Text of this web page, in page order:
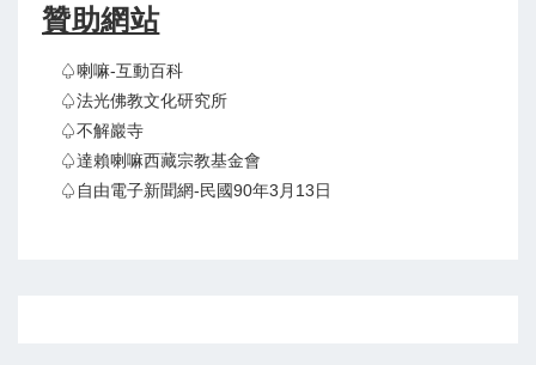
贊助網站
♤喇嘛-互動百科
♤法光佛教文化研究所
♤不解巖寺
♤達賴喇嘛西藏宗教基金會
♤自由電子新聞網-民國90年3月13日